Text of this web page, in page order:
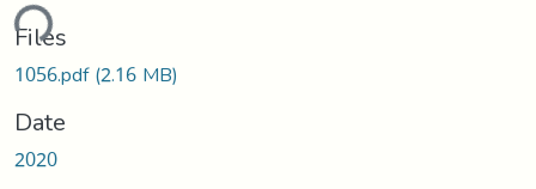
Files
1056.pdf(2.16 MB)
Date
2020